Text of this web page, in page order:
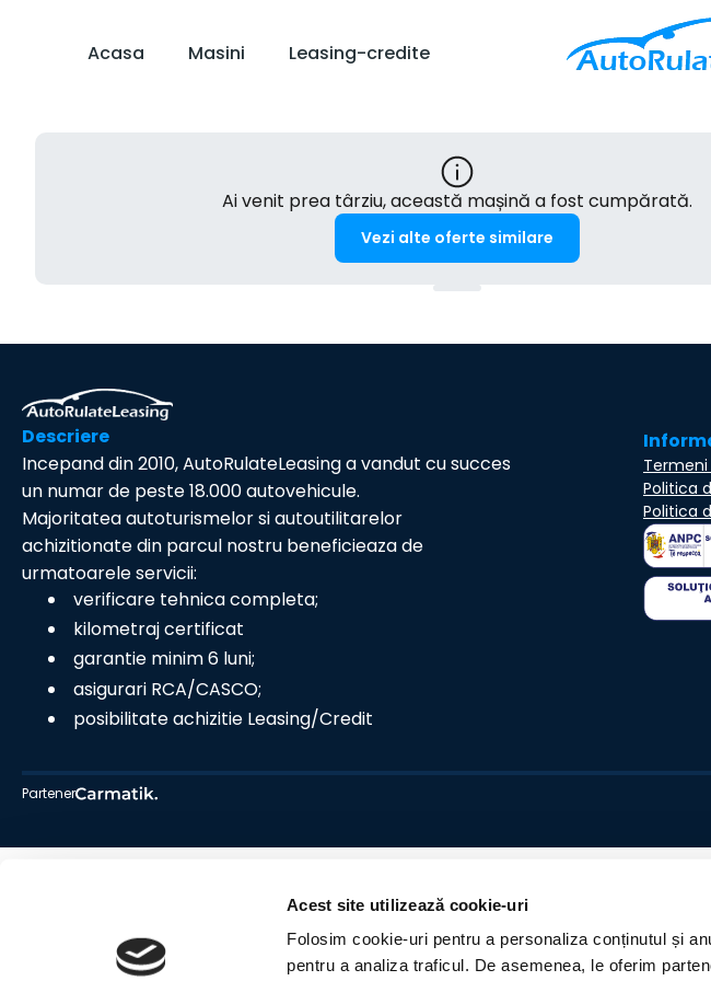
Acest site utilizează cookie-uri
Folosim cookie-uri pentru a personaliza conținutul și
pentru a analiza traficul. De asemenea, le oferim
Acasa Masini Leasing-credite
Ai venit prea târziu, această mașină a fost cumpărată.
Vezi alte oferte similare
Descriere
Incepand din 2010, AutoRulateLeasing a vandut cu succes
un numar de peste 18.000 autovehicule.
Majoritatea autoturismelor si autoutilitarelor
achizitionate din parcul nostru beneficieaza de
urmatoarele servicii:
verificare tehnica completa;
kilometraj certificat
garantie minim 6 luni;
asigurari RCA/CASCO;
posibilitate achizitie Leasing/Credit
Politica
Politica
Partener